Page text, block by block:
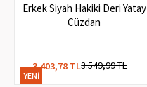
Erkek Siyah Hakiki Deri Yatay
Cüzdan
3.403,78 TL3.549,99 TL
YENI